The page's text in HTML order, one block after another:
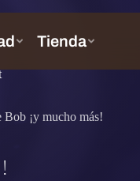
Bob ¡y mucho más!